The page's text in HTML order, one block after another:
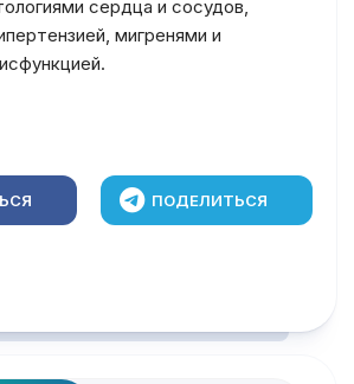
сердца и сосудов,
мигренями и
ПОДЕЛИТЬСЯ